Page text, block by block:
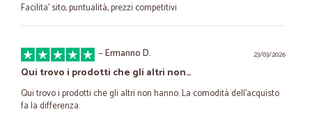
Facilita’ sito, puntualità, prezzi competitivi
23/03/2026
—Ermanno D.
Qui trovo i prodotti che gli altri non…
Qui trovo i prodotti che gli altri non hanno. La comodità dell'acquisto
fa la differenza.